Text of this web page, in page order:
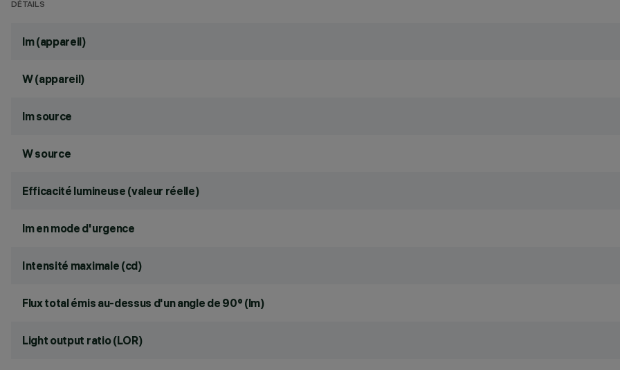
DÉTAILS
lm (appareil)
W (appareil)
lm source
W source
Efficacité lumineuse (valeur réelle)
lm en mode d'urgence
Intensité maximale (cd)
Flux total émis au-dessus d'un angle de 90° (lm)
Light output ratio (LOR)